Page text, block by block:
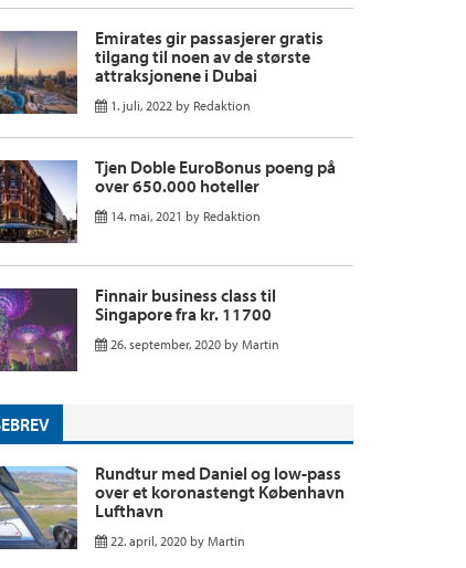
Emirates gir passasjerer gratis
tilgang til noen av de største
attraksjonene i Dubai
1. juli, 2022 by Redaktion
Tjen Doble EuroBonus poeng på
over 650.000 hoteller
14. mai, 2021 by Redaktion
Finnair business class til
Singapore fra kr. 11700
26. september, 2020 by Martin
Rundtur med Daniel og low-pass
over et koronastengt København
Lufthavn
22. april, 2020 by Martin